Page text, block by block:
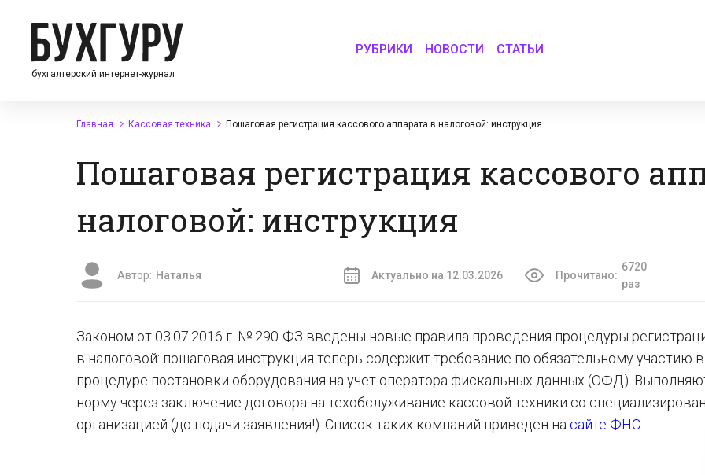
бухгалтерский интернет-журнал
РУБРИКИ НОВОСТИ СТАТЬИ
Главная Кассовая техника Пошаговая регистрация кассового аппарата в налоговой: инструкция
Пошаговая регистрация кассового
налоговой: инструкция
Автор: Наталья Актуально на 12.03.2026 Прочитано:
6720
раз
Законом от 03.07.2016 г. № 290-ФЗ введены новые правила проведения процедуры
в налоговой: пошаговая инструкция теперь содержит требование по обязательному участию в
процедуре постановки оборудования на учет оператора фискальных данных (ОФД).
норму через заключение договора на техобслуживание кассовой техники со
организацией (до подачи заявления!). Список таких компаний приведен на сайте ФНС